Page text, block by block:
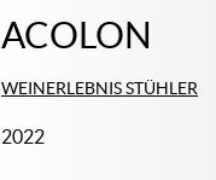
ACOLON
WEINERLEBNIS STÜHLER
2022